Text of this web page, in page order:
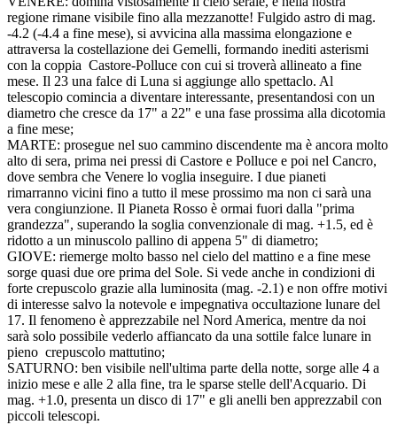
regione rimane visibile fino alla mezzanotte! Fulgido astro di mag.
-4.2 (-4.4 a fine mese), si avvicina alla massima elongazione e
attraversa la costellazione dei Gemelli, formando inediti asterismi
con la coppia Castore-Polluce con cui si troverà allineato a fine
mese. Il 23 una falce di Luna si aggiunge allo spettaclo. Al
telescopio comincia a diventare interessante, presentandosi con un
diametro che cresce da 17" a 22" e una fase prossima alla dicotomia
a fine mese;
MARTE: prosegue nel suo cammino discendente ma è ancora molto
alto di sera, prima nei pressi di Castore e Polluce e poi nel Cancro,
dove sembra che Venere lo voglia inseguire. I due pianeti
rimarranno vicini fino a tutto il mese prossimo ma non ci sarà una
vera congiunzione. Il Pianeta Rosso è ormai fuori dalla "prima
grandezza", superando la soglia convenzionale di mag. +1.5, ed è
ridotto a un minuscolo pallino di appena 5" di diametro;
GIOVE: riemerge molto basso nel cielo del mattino e a fine mese
sorge quasi due ore prima del Sole. Si vede anche in condizioni di
forte crepuscolo grazie alla luminosita (mag. -2.1) e non offre motivi
di interesse salvo la notevole e impegnativa occultazione lunare del
17. Il fenomeno è apprezzabile nel Nord America, mentre da noi
sarà solo possibile vederlo affiancato da una sottile falce lunare in
pieno crepuscolo mattutino;
SATURNO: ben visibile nell'ultima parte della notte, sorge alle 4 a
inizio mese e alle 2 alla fine, tra le sparse stelle dell'Acquario. Di
mag. +1.0, presenta un disco di 17" e gli anelli ben apprezzabil con
piccoli telescopi.